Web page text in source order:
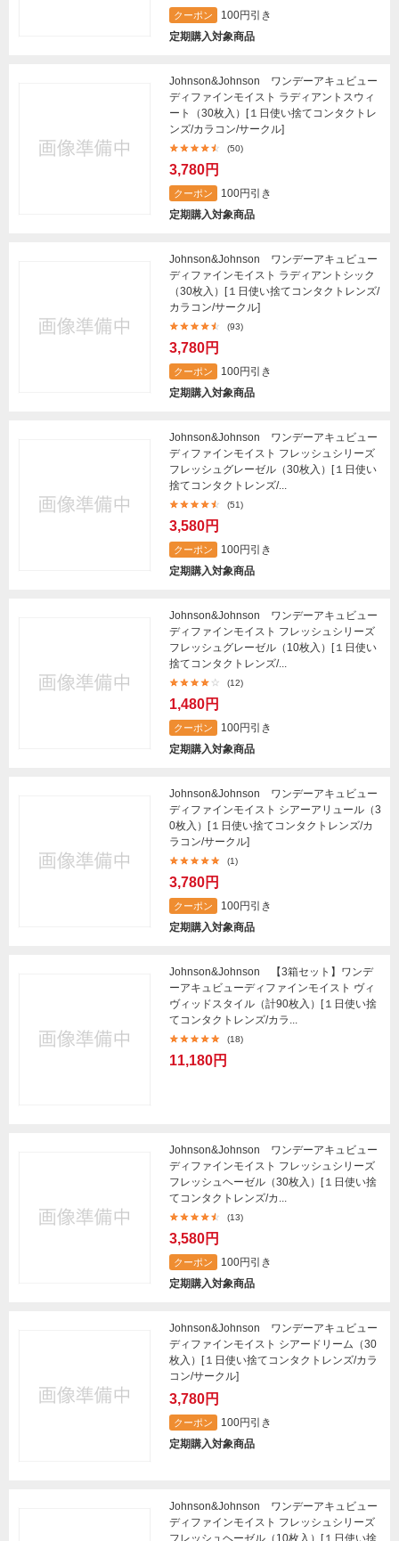
クーポン
100円引き
定期購入対象商品
Johnson&Johnson ワンデーアキュビュー
ディファインモイスト ラディアントスウィ
ート（30枚入）[１日使い捨てコンタクトレ
ンズ/カラコン/サークル]
(50)
3,780円
クーポン
100円引き
定期購入対象商品
Johnson&Johnson ワンデーアキュビュー
ディファインモイスト ラディアントシック
（30枚入）[１日使い捨てコンタクトレンズ/
カラコン/サークル]
(93)
3,780円
クーポン
100円引き
定期購入対象商品
Johnson&Johnson ワンデーアキュビュー
ディファインモイスト フレッシュシリーズ
フレッシュグレーゼル（30枚入）[１日使い
捨てコンタクトレンズ/...
(51)
3,580円
クーポン
100円引き
定期購入対象商品
Johnson&Johnson ワンデーアキュビュー
ディファインモイスト フレッシュシリーズ
フレッシュグレーゼル（10枚入）[１日使い
捨てコンタクトレンズ/...
(12)
1,480円
クーポン
100円引き
定期購入対象商品
Johnson&Johnson ワンデーアキュビュー
ディファインモイスト シアーアリュール（3
0枚入）[１日使い捨てコンタクトレンズ/カ
ラコン/サークル]
(1)
3,780円
クーポン
100円引き
定期購入対象商品
Johnson&Johnson 【3箱セット】ワンデ
ーアキュビューディファインモイスト ヴィ
ヴィッドスタイル（計90枚入）[１日使い捨
てコンタクトレンズ/カラ...
(18)
11,180円
Johnson&Johnson ワンデーアキュビュー
ディファインモイスト フレッシュシリーズ
フレッシュヘーゼル（30枚入）[１日使い捨
てコンタクトレンズ/カ...
(13)
3,580円
クーポン
100円引き
定期購入対象商品
Johnson&Johnson ワンデーアキュビュー
ディファインモイスト シアードリーム（30
枚入）[１日使い捨てコンタクトレンズ/カラ
コン/サークル]
3,780円
クーポン
100円引き
定期購入対象商品
Johnson&Johnson ワンデーアキュビュー
ディファインモイスト フレッシュシリーズ
フレッシュヘーゼル（10枚入）[１日使い捨